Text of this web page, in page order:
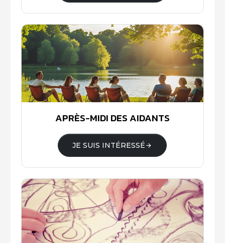
APRÈS-MIDI DES AIDANTS
JE SUIS INTÉRESSÉ